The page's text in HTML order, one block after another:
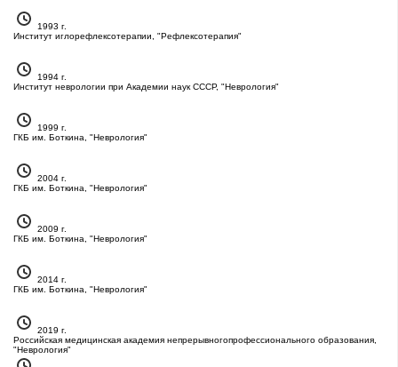
1993 г.
Институт иглорефлексотерапии, "Рефлексотерапия"
1994 г.
Институт неврологии при Академии наук СССР, "Неврология"
1999 г.
ГКБ им. Боткина, "Неврология"
2004 г.
ГКБ им. Боткина, "Неврология"
2009 г.
ГКБ им. Боткина, "Неврология"
2014 г.
ГКБ им. Боткина, "Неврология"
2019 г.
Российская медицинская академия непрерывногопрофессионального образования,
"Неврология"